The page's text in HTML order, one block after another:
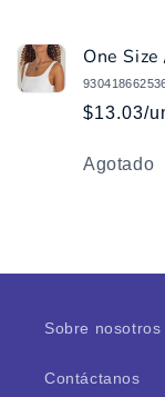
One
$13.03/
Cantidad
Agotado
Sobre nosotros
Contáctanos